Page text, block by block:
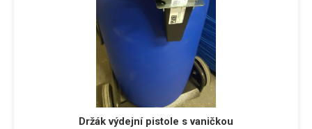
Držák výdejní pistole s vaničkou